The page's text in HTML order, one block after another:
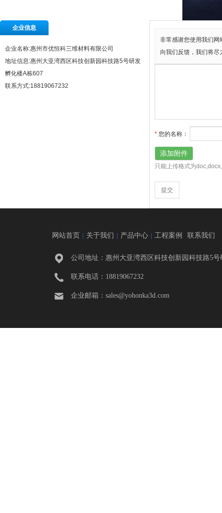
企业信息
企业名称:惠州市优恒科三维材料有限公司
地址信息:惠州大亚湾西区科技创新园科技路5号研发
孵化楼A栋607
联系方式:18819067232
非常感谢您使用我们网
向我们反馈，我们将尽
* 您的名称 ：
添加附件
只能上传格式为
网站首页 关于我们 产品中心 工程案例 联系我们
公司地址：惠州大亚湾西区科技创新园科技路5号
联系电话：18819067232
企业邮箱： sales@yohonka3d.com